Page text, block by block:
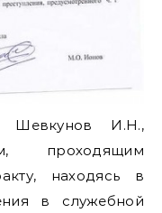
Шевкунов И.Н.,
проходящим
находясь в
в служебной